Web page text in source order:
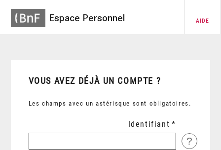
Espace Personnel AIDE
VOUS AVEZ DÉJÀ UN COMPTE ?
Les champs avec un astérisque sont obligatoires.
Identifiant
?